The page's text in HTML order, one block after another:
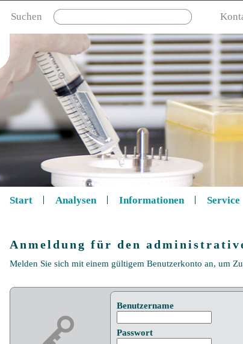
Suchen
Start Analysen Informationen Service
Anmeldung für den
Melden Sie sich mit einem gültigem Benutzerkonto an, um
Benutzername
Passwort